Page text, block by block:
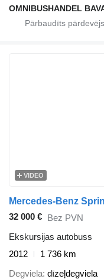
OMNIBUSHANDEL
VIDEO
32 000 € Bez PVN
Ekskursijas autobuss
2012
1 736 km
Degviela dīzeļdegviela